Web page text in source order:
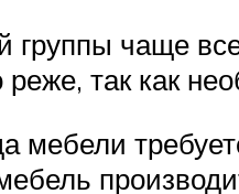
группы чаще
реже, так как
мебели